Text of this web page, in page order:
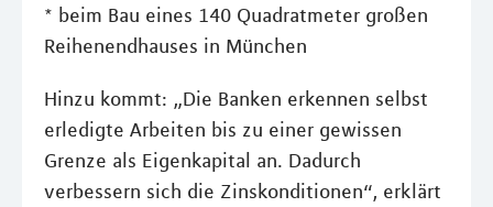
* beim Bau eines 140 Quadratmeter großen
Reihenendhauses in München
Hinzu kommt: „Die Banken erkennen selbst
erledigte Arbeiten bis zu einer gewissen
Grenze als Eigenkapital an. Dadurch
verbessern sich die Zinskonditionen“, erklärt